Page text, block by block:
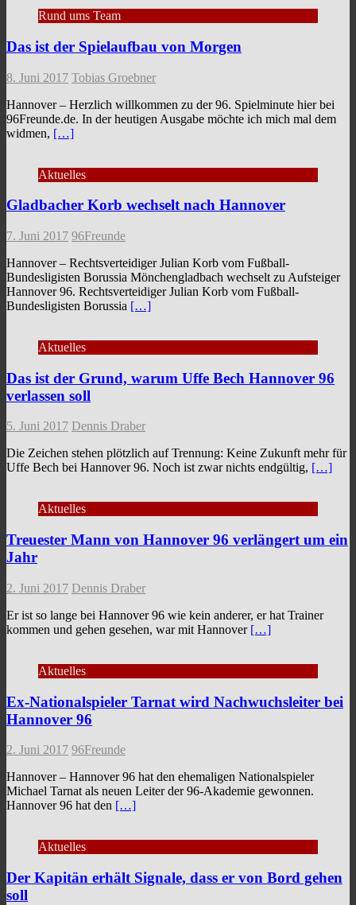
Rund ums Team
Das ist der Spielaufbau von Morgen
8. Juni 2017 Tobias Groebner
Hannover – Herzlich willkommen zu der 96. Spielminute hier bei
96Freunde.de. In der heutigen Ausgabe möchte ich mich mal dem
widmen, […]
Aktuelles
Gladbacher Korb wechselt nach Hannover
7. Juni 2017 96Freunde
Hannover – Rechtsverteidiger Julian Korb vom Fußball-
Bundesligisten Borussia Mönchengladbach wechselt zu Aufsteiger
Hannover 96. Rechtsverteidiger Julian Korb vom Fußball-
Bundesligisten Borussia […]
Aktuelles
Das ist der Grund, warum Uffe Bech Hannover 96
verlassen soll
5. Juni 2017 Dennis Draber
Die Zeichen stehen plötzlich auf Trennung: Keine Zukunft mehr für
Uffe Bech bei Hannover 96. Noch ist zwar nichts endgültig, […]
Aktuelles
Treuester Mann von Hannover 96 verlängert um ein
Jahr
2. Juni 2017 Dennis Draber
Er ist so lange bei Hannover 96 wie kein anderer, er hat Trainer
kommen und gehen gesehen, war mit Hannover […]
Aktuelles
Ex-Nationalspieler Tarnat wird Nachwuchsleiter bei
Hannover 96
2. Juni 2017 96Freunde
Hannover – Hannover 96 hat den ehemaligen Nationalspieler
Michael Tarnat als neuen Leiter der 96-Akademie gewonnen.
Hannover 96 hat den […]
Aktuelles
Der Kapitän erhält Signale, dass er von Bord gehen
soll